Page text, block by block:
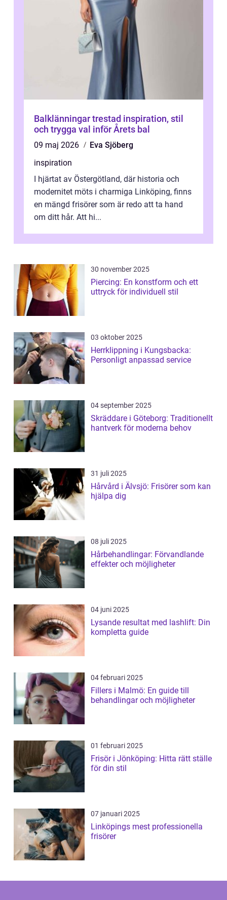
Balklänningar trestad inspiration, stil
och trygga val inför Årets bal
09 maj 2026
Eva Sjöberg
inspiration
I hjärtat av Östergötland, där historia och
modernitet möts i charmiga Linköping, finns
en mängd frisörer som är redo att ta hand
om ditt hår. Att hi...
30 november 2025
Piercing: En konstform och ett
uttryck för individuell stil
03 oktober 2025
Herrklippning i Kungsbacka:
Personligt anpassad service
04 september 2025
Skräddare i Göteborg: Traditionellt
hantverk för moderna behov
31 juli 2025
Hårvård i Älvsjö: Frisörer som kan
hjälpa dig
08 juli 2025
Hårbehandlingar: Förvandlande
effekter och möjligheter
04 juni 2025
Lysande resultat med lashlift: Din
kompletta guide
04 februari 2025
Fillers i Malmö: En guide till
behandlingar och möjligheter
01 februari 2025
Frisör i Jönköping: Hitta rätt ställe
för din stil
07 januari 2025
Linköpings mest professionella
frisörer